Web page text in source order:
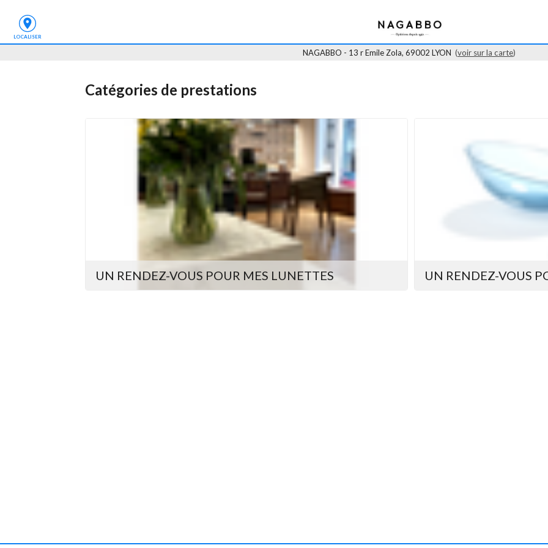
LOCALISER
NAGABBO - 13 r Emile Zola, 69002 LYON (voir sur la carte)
Catégories de prestations
UN RENDEZ-VOUS POUR MES LUNETTES UN RENDEZ-VOUS